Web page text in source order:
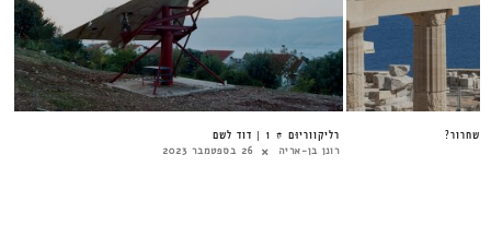
רֵליקוַוריוּם # 1 | דוד לשם
רונן בן-אריה 26 בספטמבר 2023
שחרור?